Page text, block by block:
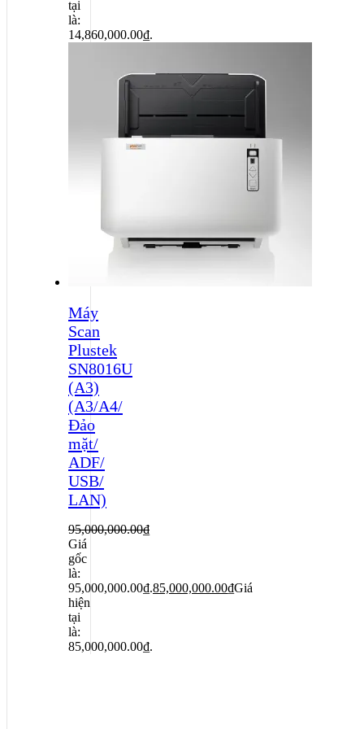
tại
là:
14,860,000.00₫.
Máy
Scan
Plustek
SN8016U
(A3)
(A3/A4/
Đảo
mặt/
ADF/
USB/
LAN)
95,000,000.00₫
Giá
gốc
là:
95,000,000.00₫.85,000,000.00₫Giá
hiện
tại
là:
85,000,000.00₫.